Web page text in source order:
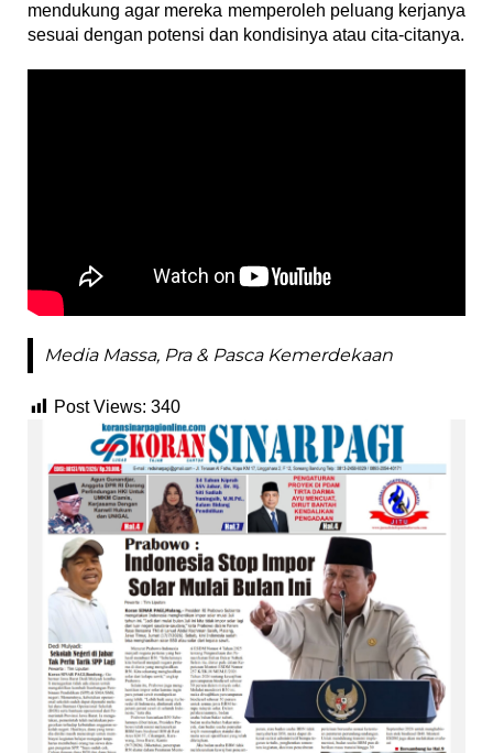
mendukung agar mereka memperoleh peluang kerjanya
sesuai dengan potensi dan kondisinya atau cita-citanya.
Media Massa, Pra & Pasca Kemerdekaan
Post Views: 340